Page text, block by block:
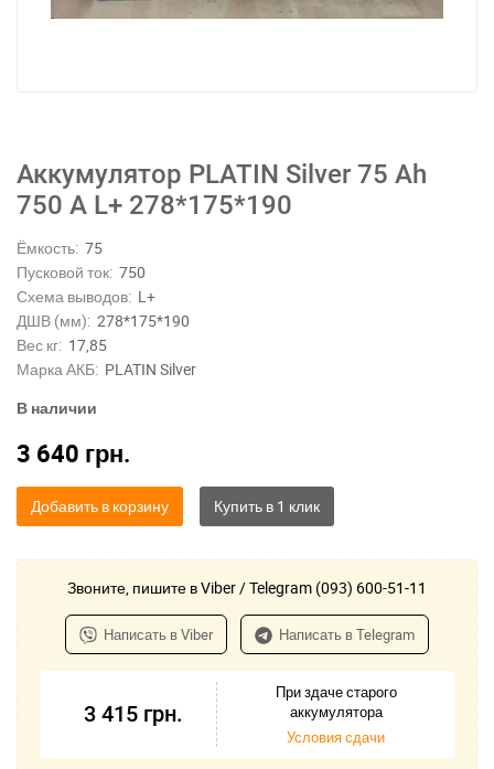
Аккумулятор PLATIN Silver 75 Ah
750 A L+ 278*175*190
Ёмкость: 75
Пусковой ток: 750
Схема выводов: L+
ДШВ (мм): 278*175*190
Вес кг: 17,85
Марка АКБ: PLATIN Silver
В наличии
3 640 грн.
Добавить в корзину
Звоните, пишите в Viber / Telegram (093) 600-51-11
Написать в Viber Написать в Telegram
3 415 грн.
При здаче старого
аккумулятора
Условия сдачи